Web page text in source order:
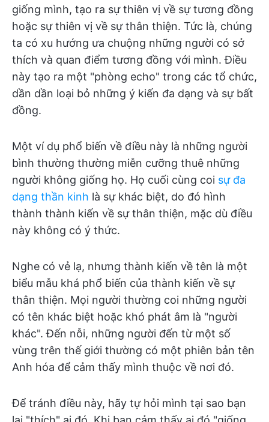
giống mình, tạo ra sự thiên vị về sự tương đồng
hoặc sự thiên vị về sự thân thiện. Tức là, chúng
ta có xu hướng ưa chuộng những người có sở
thích và quan điểm tương đồng với mình. Điều
này tạo ra một "phòng echo" trong các tổ chức,
dần dần loại bỏ những ý kiến đa dạng và sự bất
đồng.
Một ví dụ phổ biến về điều này là những người
bình thường thường miễn cưỡng thuê những
người không giống họ. Họ cuối cùng coi sự đa
dạng thần kinh là sự khác biệt, do đó hình
thành thành kiến về sự thân thiện, mặc dù điều
này không có ý thức.
Nghe có vẻ lạ, nhưng thành kiến về tên là một
biểu mẫu khá phổ biến của thành kiến về sự
thân thiện. Mọi người thường coi những người
có tên khác biệt hoặc khó phát âm là "người
khác". Đến nỗi, những người đến từ một số
vùng trên thế giới thường có một phiên bản tên
Anh hóa để cảm thấy mình thuộc về nơi đó.
Để tránh điều này, hãy tự hỏi mình tại sao bạn